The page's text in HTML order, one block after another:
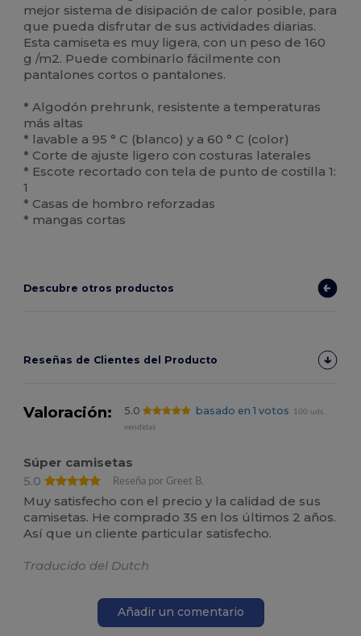
mejor sistema de disipación de calor posible, para
que pueda disfrutar de sus actividades diarias.
Esta camiseta es muy ligera, con un peso de 160
g /m2. Puede combinarlo fácilmente con
pantalones cortos o pantalones.
* Algodón prehrunk, resistente a temperaturas
más altas
* lavable a 95 ° C (blanco) y a 60 ° C (color)
* Corte de ajuste ligero con costuras laterales
* Escote recortado con tela de punto de costilla 1:
1
* Casas de hombro reforzadas
* mangas cortas
Descubre otros productos
Reseñas de Clientes del Producto
Valoración: 5.0 basado en 1 votos
100 uds.
vendidas
Súper camisetas
5.0
Reseña por Greet B.
Muy satisfecho con el precio y la calidad de sus
camisetas. He comprado 35 en los últimos 2 años.
Así que un cliente particular satisfecho.
Traducido del Dutch
Añadir un comentario